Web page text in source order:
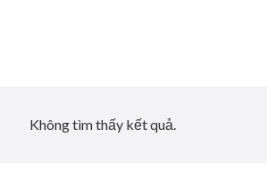
Không tìm thấy kết quả.